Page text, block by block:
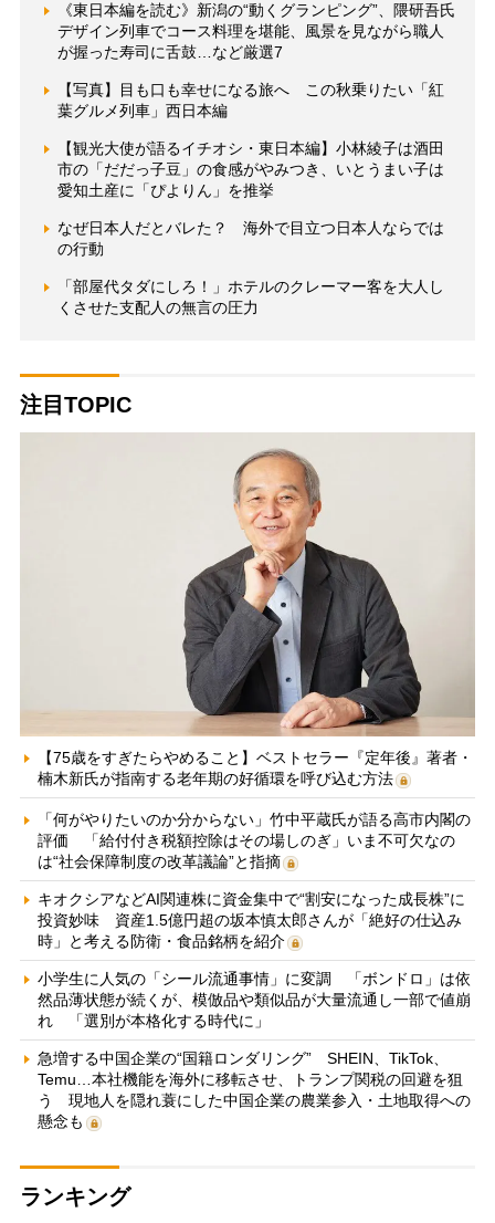
《東日本編を読む》新潟の“動くグランピング”、隈研吾氏
デザイン列車でコース料理を堪能、風景を見ながら職人
が握った寿司に舌鼓…など厳選7
【写真】目も口も幸せになる旅へ この秋乗りたい「紅
葉グルメ列車」西日本編
【観光大使が語るイチオシ・東日本編】小林綾子は酒田
市の「だだっ子豆」の食感がやみつき、いとうまい子は
愛知土産に「ぴよりん」を推挙
なぜ日本人だとバレた？ 海外で目立つ日本人ならでは
の行動
「部屋代タダにしろ！」ホテルのクレーマー客を大人し
くさせた支配人の無言の圧力
注目TOPIC
【75歳をすぎたらやめること】ベストセラー『定年後』著者・
楠木新氏が指南する老年期の好循環を呼び込む方法
「何がやりたいのか分からない」竹中平蔵氏が語る高市内閣の
評価 「給付付き税額控除はその場しのぎ」いま不可欠なの
は“社会保障制度の改革議論”と指摘
キオクシアなどAI関連株に資金集中で“割安になった成長株”に
投資妙味 資産1.5億円超の坂本慎太郎さんが「絶好の仕込み
時」と考える防衛・食品銘柄を紹介
小学生に人気の「シール流通事情」に変調 「ボンドロ」は依
然品薄状態が続くが、模倣品や類似品が大量流通し一部で値崩
れ 「選別が本格化する時代に」
急増する中国企業の“国籍ロンダリング” SHEIN、TikTok、
Temu…本社機能を海外に移転させ、トランプ関税の回避を狙
う 現地人を隠れ蓑にした中国企業の農業参入・土地取得への
懸念も
ランキング